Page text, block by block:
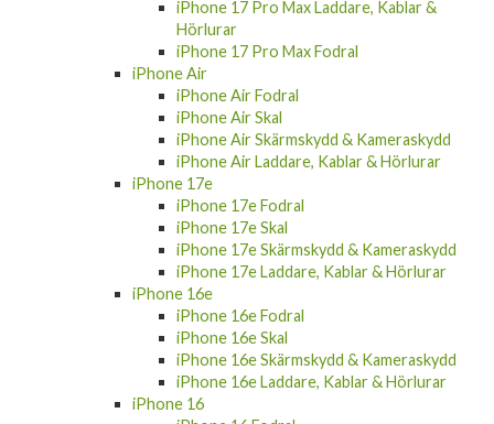
iPhone 17 Pro Max Laddare, Kablar &
Hörlurar
iPhone 17 Pro Max Fodral
iPhone Air
iPhone Air Fodral
iPhone Air Skal
iPhone Air Skärmskydd & Kameraskydd
iPhone Air Laddare, Kablar & Hörlurar
iPhone 17e
iPhone 17e Fodral
iPhone 17e Skal
iPhone 17e Skärmskydd & Kameraskydd
iPhone 17e Laddare, Kablar & Hörlurar
iPhone 16e
iPhone 16e Fodral
iPhone 16e Skal
iPhone 16e Skärmskydd & Kameraskydd
iPhone 16e Laddare, Kablar & Hörlurar
iPhone 16